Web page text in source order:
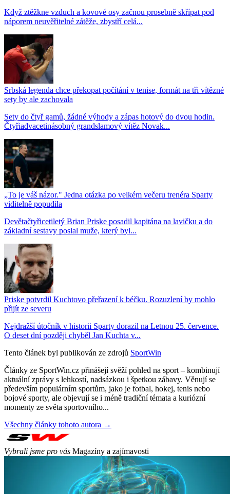
Když ztěžkne vzduch a kovové osy začnou prosebně skřípat pod
náporem neuvěřitelné zátěže, zbystří celá...
Srbská legenda chce překopat počítání v tenise, formát na tři vítězné
sety by ale zachovala
Sety do čtyř gamů, žádné výhody a zápas hotový do dvou hodin.
Čtyřiadvacetinásobný grandslamový vítěz Novak...
„To je váš názor." Jedna otázka po velkém večeru trenéra Sparty
viditelně popudila
Devětačtyřicetiletý Brian Priske posadil kapitána na lavičku a do
základní sestavy poslal muže, který byl...
Priske potvrdil Kuchtovo přeřazení k béčku. Rozuzlení by mohlo
přijít ze severu
Nejdražší útočník v historii Sparty dorazil na Letnou 25. července.
O deset dní později chyběl Jan Kuchta v...
Tento článek byl publikován ze zdrojů SportWin
Články ze SportWin.cz přinášejí svěží pohled na sport – kombinují
aktuální zprávy s lehkostí, nadsázkou i špetkou zábavy. Věnují se
především populárním sportům, jako je fotbal, hokej, tenis nebo
bojové sporty, ale objevují se i méně tradiční témata a kuriózní
momenty ze světa sportovního...
Všechny články tohoto autora →
Vybrali jsme pro vás Magazíny a zajímavosti